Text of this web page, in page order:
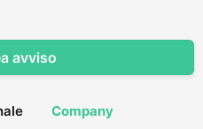
avviso
Company